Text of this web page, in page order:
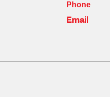
Phone
Email